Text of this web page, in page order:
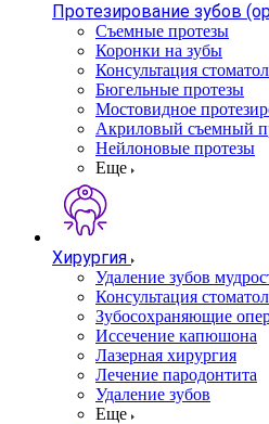
Протезирование зубов
Съемные протезы
Коронки на зубы
Консультация
Бюгельные протезы
Мостовидное
Акриловый съемный
Нейлоновые протезы
Еще
Хирургия
Удаление зубов
Консультация
Зубосохраняющие
Иссечение капюшона
Лазерная хирургия
Лечение пародонтита
Удаление зубов
Еще